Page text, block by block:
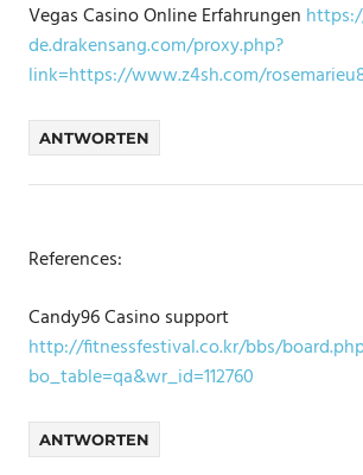
Vegas Casino Online Erfahrungen
de.drakensang.com/proxy.php?
link=https://www.z4sh.com/
ANTWORTEN
References:
Candy96 Casino support
http://fitnessfestival.co.kr/bbs/
bo_table=qa&wr_id=112760
ANTWORTEN